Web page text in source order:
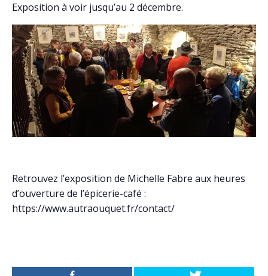
Exposition à voir jusqu’au 2 décembre.
Retrouvez l’exposition de Michelle Fabre aux heures
d’ouverture de l’épicerie-café :
https://www.autraouquet.fr/contact/